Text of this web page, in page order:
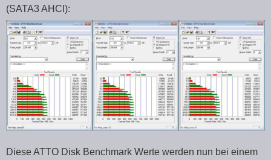
(SATA3 AHCI):
Diese ATTO Disk Benchmark Werte werden nun bei einem